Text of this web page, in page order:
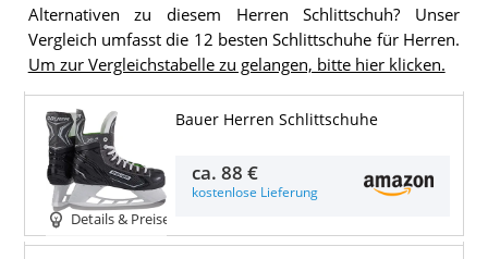
Alternativen zu diesem Herren Schlittschuh? Unser
Vergleich umfasst die 12 besten Schlittschuhe für Herren.
Um zur Vergleichstabelle zu gelangen, bitte hier klicken.
Details & Preise
Bauer Herren Schlittschuhe
ca.88 €
kostenlose Lieferung